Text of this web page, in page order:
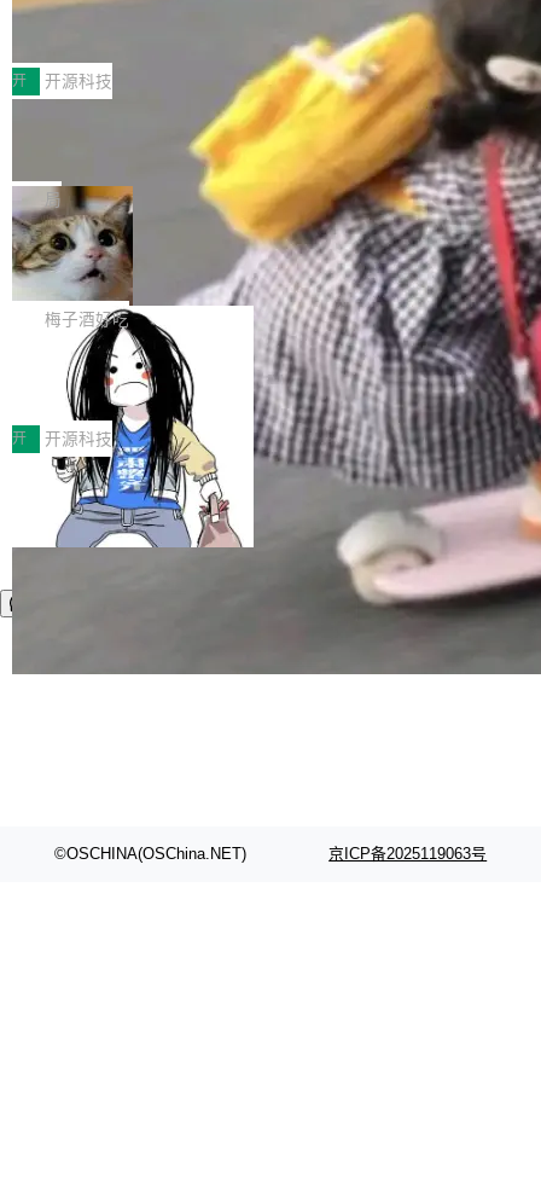
传输性能最高提升5倍。UCL-MPComm底层基
于自研UCL-Engine通信引擎，后续腾讯网平将
持续开源更多基于UCL-Engine的高性能通信组
件。 腾讯网平团队在UCL-MPComm中实现了一
个独立于业务线程的全局通信引擎（Engine），
创新与落地成效成功入选。 全链路私有化部署，
助力企业AI研发安全落地 当前，越来越多企业已
经开始引入 AI Coding 工具，通过调用公有云模
型或企业内部部署模型提升研发效率。但随着 AI
Coding 从个人辅助工具逐步走向团队级、组织
级应用，企业在规模化落地过程中，对安全性、
可控性和代码质量提出了更高要求。 首先是数据
安全与合规要求。对于大多数普通研发场景，公
有云模型能够满足快速试用和效率提升的需求。
但对于金融、能源、医疗等对数据安全要求较...
深信服AI算力网关入选工信部人工智能
前不久，工业和信息化部正式发布《2025年人工
智能应用典型案例名单》，集中展示人工智能在
各领域的应用成果，覆盖技术底座、行业赋能、
产品应用、支撑保障、专题等五大方向。深信服
AI算力网关（AI创新平台）成功入选！ 随着各行
各业的Agent走向规模化建设，算力构成形态逐
渐丰富，用户关注的重点也在发生变化：不只是
让AI用起来，还要进一步看清混合算力时代下，
Token花在哪里、算力是否被充分利用，以及持
续增长的AI成本该如何优化。 深信服AI算力网关
正是围绕这些实际问题，从Token治理和成本治
理两个方面，让用户的每一份算力都看得清、管
得住、用得稳、省得下、更安全！ 一、从现在开
始，Token使用一目...
开 开源科技
Jeff Dean 离开 Google：一个时代的结
束，一个实验室的开始
Google 员工编号 20。MapReduce 作者之一。
Bigtable 作者之一。TensorFlow 的作者之一。
Gemini 的架构师。Google 首席科学家。 Jeff D
ean 在 Google 工作了 27 年后，宣布离职。 他
不是一个人走。一同离开的还有 Sanjay Ghema
wat（Google 员工编号 23，Jeff Dean 二十多
年的编程搭档，MapReduce 和 Bigtable 的共同
作者）、Quoc Le（Google 大脑核心成员，Se
q2Seq 和 DocAI 的共同发明人）以及 Oriol Vin
yals（Gemini 联合负责人，AlphaSta...
局
🔥 SolonCode v2026.8.4 发布：界面
字体可调、22 种语言、记忆搜索增强
打开终端就能上岗的全中文编码智能体，这一轮
把「看得清、用母语、记得住」三件事一次补
齐。 SolonCode 是什么 SolonCode 是杭州无
耳科技研发的企业级终端编码智能体——一位全
中文驱动的数字员工，自主理解需求、规划步
骤、编写代码。不挑模型、不挑平台，curl 一行
装完即用。 开源地址：Gitee · GitCode · GitHu
b 安装 支持 Java 8+（8~26）、macOS / Linu
x / Windows / Harmony PC。 # macOS / Linu
x / Harmony PC curl -fsSL https://solon.noea
梅子酒好吃
让“代码语义理解”深度释放AI Coding
价值潜能：华为云码道（CodeArts）
代码仓技术解析
一、代码仓深度理解技术的作用与价值 在软件工
程实践中，代码仓是企业核心知识资产的主要载
体。企业级代码仓库通常包含数十万乃至数百万
个文件，其规模远超单次模型调用可承载的上下
文窗口。随着项目规模的持续扩张与代码历史的
不断累积，代码仓中的模块关系、接口契约、业
务逻辑等关键信息往往分散于数十乃至数百个文
件之中，形成高度复杂的知识关联网络。传统的
开 开源科技
©OSCHINA(OSChina.NET) 京ICP备2025119063号